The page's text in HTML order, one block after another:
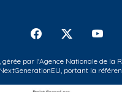
gérée par l'Agence Nationale de
NextGenerationEU, portant la